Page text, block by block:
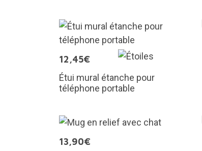
12,45€
Étui mural étanche pour
téléphone portable
13,90€